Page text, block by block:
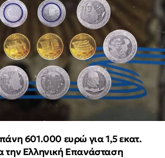
601.000 ευρώ για 1,5 εκατ.
την Ελληνική Επανάσταση